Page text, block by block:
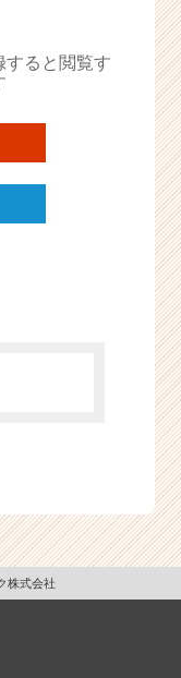
すると閲覧す
株式会社